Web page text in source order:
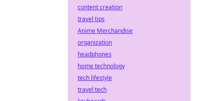
content creation
travel tips
Anime Merchandise
organization
headphones
home technology
tech lifestyle
travel tech